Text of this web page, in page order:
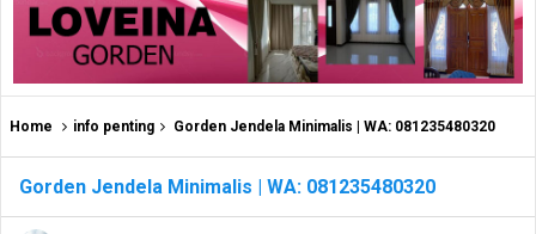
Home info penting Gorden Jendela Minimalis | WA: 081235480320
Gorden Jendela Minimalis | WA: 081235480320